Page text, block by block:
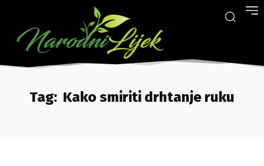
Tag: Kako smiriti drhtanje ruku